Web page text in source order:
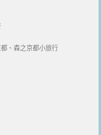
、森之京都小旅行